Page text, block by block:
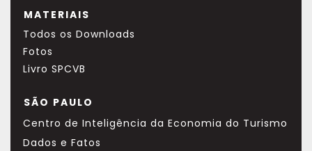
MATERIAIS
Todos os Downloads
Fotos
Livro SPCVB
SÃO PAULO
Centro de Inteligência da Economia do Turismo
Dados e Fatos